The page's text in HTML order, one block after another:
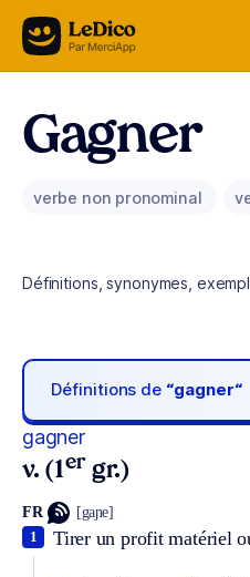
Aller au contenu
Gagner
verbe non pronominal
Définitions, synonymes,
Définitions de “gagner“
gagner
v. (1er gr.)
FR [gaɲe]
Tirer un profit matériel
1